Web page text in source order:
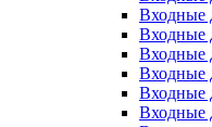
Входные
Входные
Входные
Входные
Входные
Входные